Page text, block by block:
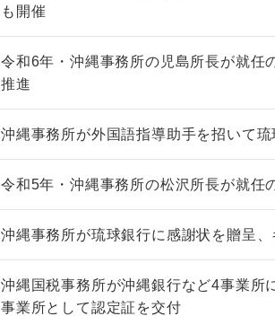
も開催
令和6年・沖縄事務所の児島所長が就任
推進
沖縄事務所が外国語指導助手を招いて
令和5年・沖縄事務所の松沢所長が就任
沖縄事務所が琉球銀行に感謝状を贈呈
沖縄国税事務所が沖縄銀行など4事業所
事業所として認定証を交付